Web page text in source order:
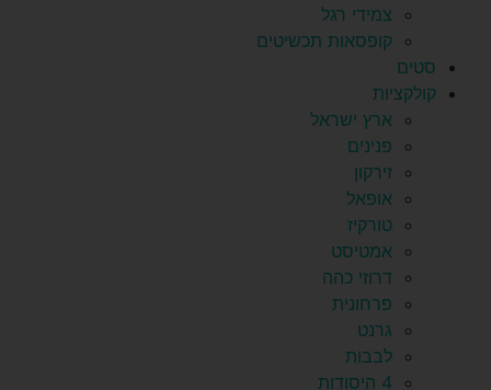
צמידי רגל
קופסאות תכשיטים
סטים
קולקציות
ארץ ישראל
פנינים
זירקון
אופאל
טורקיז
אמטיסט
דרוזי כהה
פרחונית
גרנט
לבבות
4 היסודות